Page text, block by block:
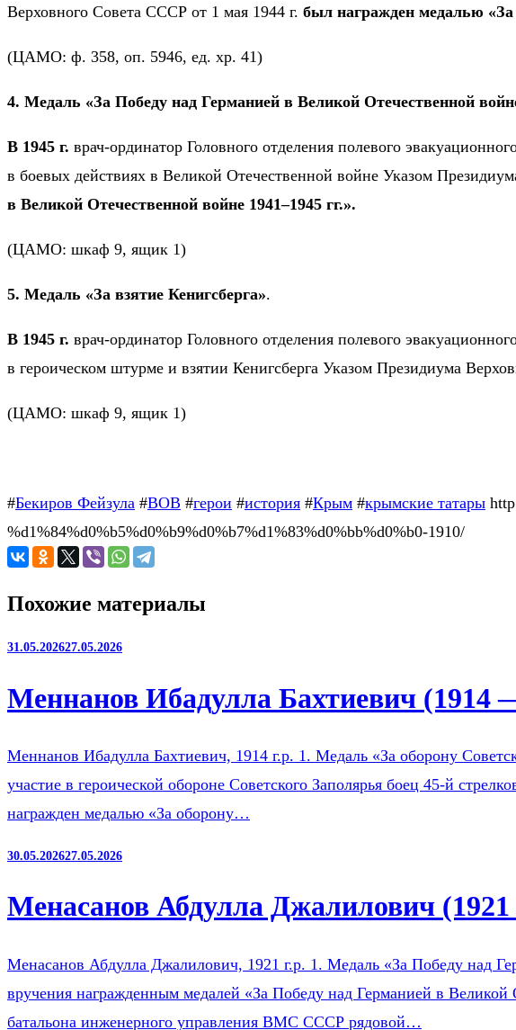
Верховного Совета СССР от 1 мая 1944 г. был награжден медалью
(ЦАМО: ф. 358, оп. 5946, ед. хр. 41)
4. Медаль «За Победу над Германией в Великой Отечественной
В 1945 г. врач-ординатор Головного отделения полевого
в боевых действиях в Великой Отечественной войне Указом
в Великой Отечественной войне 1941–1945 гг.».
(ЦАМО: шкаф 9, ящик 1)
5. Медаль «За взятие Кенигсберга».
В 1945 г. врач-ординатор Головного отделения полевого
в героическом штурме и взятии Кенигсберга Указом Президиума
(ЦАМО: шкаф 9, ящик 1)
#Бекиров Фейзула #ВОВ #герои #история #Крым #крымские татары
%d1%84%d0%b5%d0%b9%d0%b7%d1%83%d0%bb%d0%b0-1910/
Похожие материалы
31.05.202627.05.2026
Меннанов Ибадулла Бахтиевич (1914
Меннанов Ибадулла Бахтиевич, 1914 г.р. 1. Медаль «За оборону
участие в героической обороне Советского Заполярья боец 45-й
награжден медалью «За оборону…
30.05.202627.05.2026
Менасанов Абдулла Джалилович
Менасанов Абдулла Джалилович, 1921 г.р. 1. Медаль «За Победу над
вручения награжденным медалей «За Победу над Германией в Великой
батальона инженерного управления ВМС СССР рядовой…